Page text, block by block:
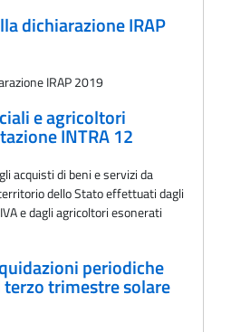
dichiarazione IRAP
IRAP 2019
e agricoltori
INTRA 12
acquisti di beni e servizi da
dello Stato effettuati dagli
e dagli agricoltori esonerati
periodiche
trimestre solare